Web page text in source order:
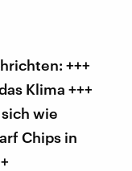
+++
Klima +++
wie
Chips in